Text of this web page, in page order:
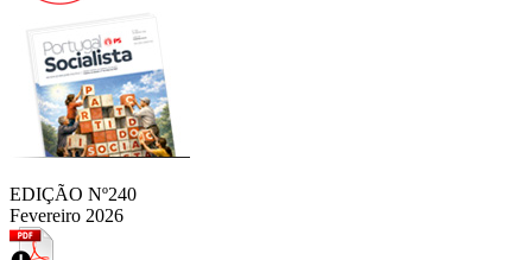
EDIÇÃO Nº240
Fevereiro 2026